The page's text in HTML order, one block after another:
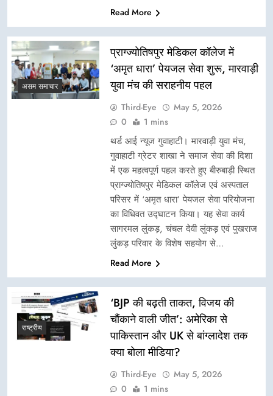
Read More
असम समाचार
प्राग्ज्योतिषपुर मेडिकल कॉलेज में
‘अमृत धारा’ पेयजल सेवा शुरू, मारवाड़ी
युवा मंच की सराहनीय पहल
Third-Eye
May 5, 2026
0
1 mins
थर्ड आई न्यूज गुवाहाटी। मारवाड़ी युवा मंच,
गुवाहाटी ग्रेटर शाखा ने समाज सेवा की दिशा
में एक महत्वपूर्ण पहल करते हुए बीरुबाड़ी स्थित
प्राग्ज्योतिषपुर मेडिकल कॉलेज एवं अस्पताल
परिसर में ‘अमृत धारा’ पेयजल सेवा परियोजना
का विधिवत उद्घाटन किया। यह सेवा कार्य
सागरमल लुंकड़, चंचल देवी लुंकड़ एवं पुखराज
लुंकड़ परिवार के विशेष सहयोग से…
Read More
राष्ट्रीय
‘BJP की बढ़ती ताकत, विजय की
चौंकाने वाली जीत’: अमेरिका से
पाकिस्तान और UK से बांग्लादेश तक
क्या बोला मीडिया?
Third-Eye
May 5, 2026
0
1 mins